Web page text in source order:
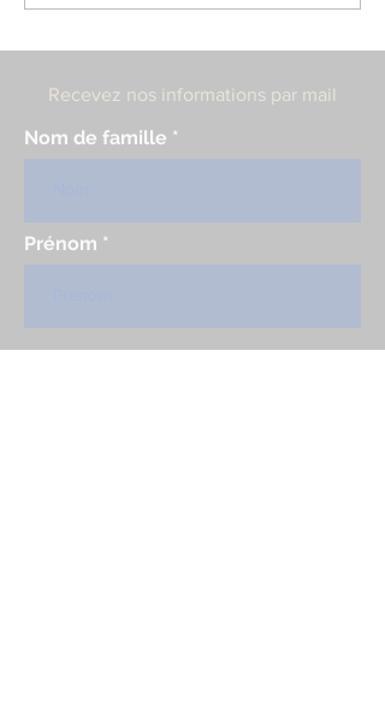
Recevez nos informations par mail
Nom de famille
Prénom